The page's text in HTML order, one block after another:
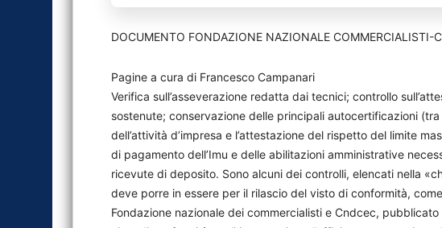
DOCUMENTO FONDAZIONE NAZIONALE COMMERCIALISTI-
Pagine a cura di Francesco Campanari
Verifica sull’asseverazione redatta dai tecnici; controllo
sostenute; conservazione delle principali autocertificazioni (tra
dell’attività d’impresa e l’attestazione del rispetto del limite
di pagamento dell’Imu e delle abilitazioni amministrative
ricevute di deposito. Sono alcuni dei controlli, elencati nella
deve porre in essere per il rilascio del visto di conformità,
Fondazione nazionale dei commercialisti e Cndcec,